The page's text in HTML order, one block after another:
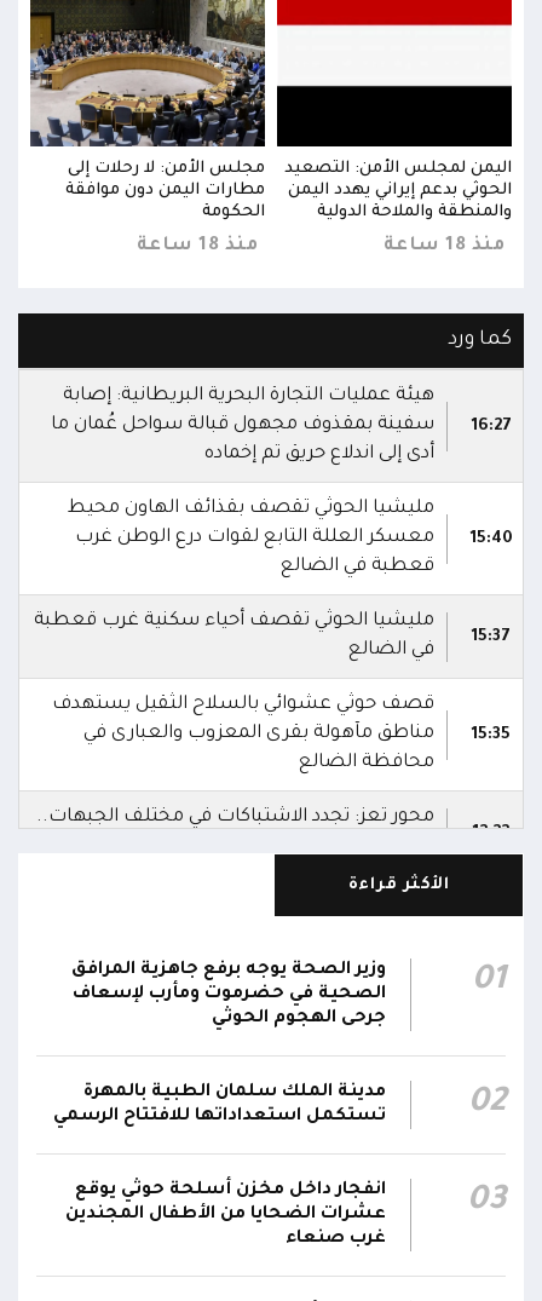
اليمن لمجلس الأمن: التصعيد
الحوثي بدعم إيراني يهدد اليمن
والمنطقة والملاحة الدولية
منذ 18 ساعة
مجلس الأمن: لا رحلات إلى
مطارات اليمن دون موافقة
الحكومة
منذ 18 ساعة
كما ورد
16:27
هيئة عمليات التجارة البحرية البريطانية: إصابة
سفينة بمقذوف مجهول قبالة سواحل عُمان ما
أدى إلى اندلاع حريق تم إخماده
15:40
مليشيا الحوثي تقصف بقذائف الهاون محيط
معسكر العللة التابع لقوات درع الوطن غرب
قعطبة في الضالع
15:37
مليشيا الحوثي تقصف أحياء سكنية غرب قعطبة
في الضالع
15:35
قصف حوثي عشوائي بالسلاح الثقيل يستهدف
مناطق مآهولة بقرى المعزوب والعبارى في
محافظة الضالع
12:22
محور تعز: تجدد الاشتباكات في مختلف الجبهات..
الجبهات والمحاور التابعة للقوات المسلحة،
بمختلف تشكيلاتها ووحداتها ومنتسبيها
استهداف وحداتنا دون رد وسنتعامل مع أي اعتداء
جديد بالإجراءات العسكرية اللازمة والحازمة، وفقاً
لتوجيهات القيادة السياسية والعسكرية
ومقتضيات الموقف العملياتي
الناطق باسم القوات المسلحة: العملية جسدت
وحدة المحاور والقيادة والسيطرة للقوات المسلحة
الأكثر قراءة
01
وزير الصحة يوجه برفع جاهزية المرافق
الصحية في حضرموت ومأرب لإسعاف
جرحى الهجوم الحوثي
02
مدينة الملك سلمان الطبية بالمهرة
تستكمل استعداداتها للافتتاح الرسمي
03
انفجار داخل مخزن أسلحة حوثي يوقع
عشرات الضحايا من الأطفال المجندين
غرب صنعاء